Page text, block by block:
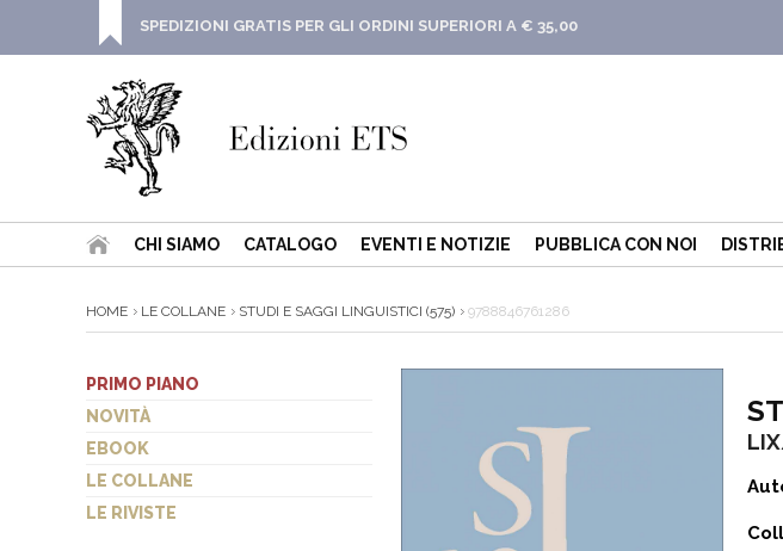
SPEDIZIONI GRATIS PER GLI ORDINI SUPERIORI A € 35,00
CHI SIAMO CATALOGO EVENTI E NOTIZIE PUBBLICA CON NOI
HOME LE COLLANE STUDI E SAGGI LINGUISTICI (575) 9788846761286
PRIMO PIANO
NOVITÀ
EBOOK
LE COLLANE
LE RIVISTE